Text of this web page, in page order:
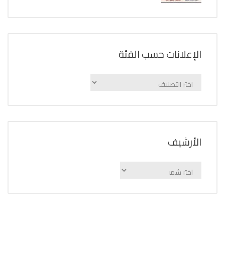
الإعلانات حسب الفئة
الإعلانات
اﻷرشيف
اﻷرشيف